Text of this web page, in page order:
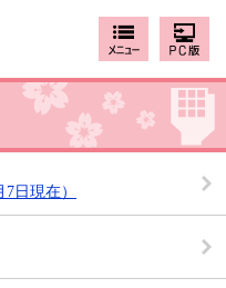
日現在）